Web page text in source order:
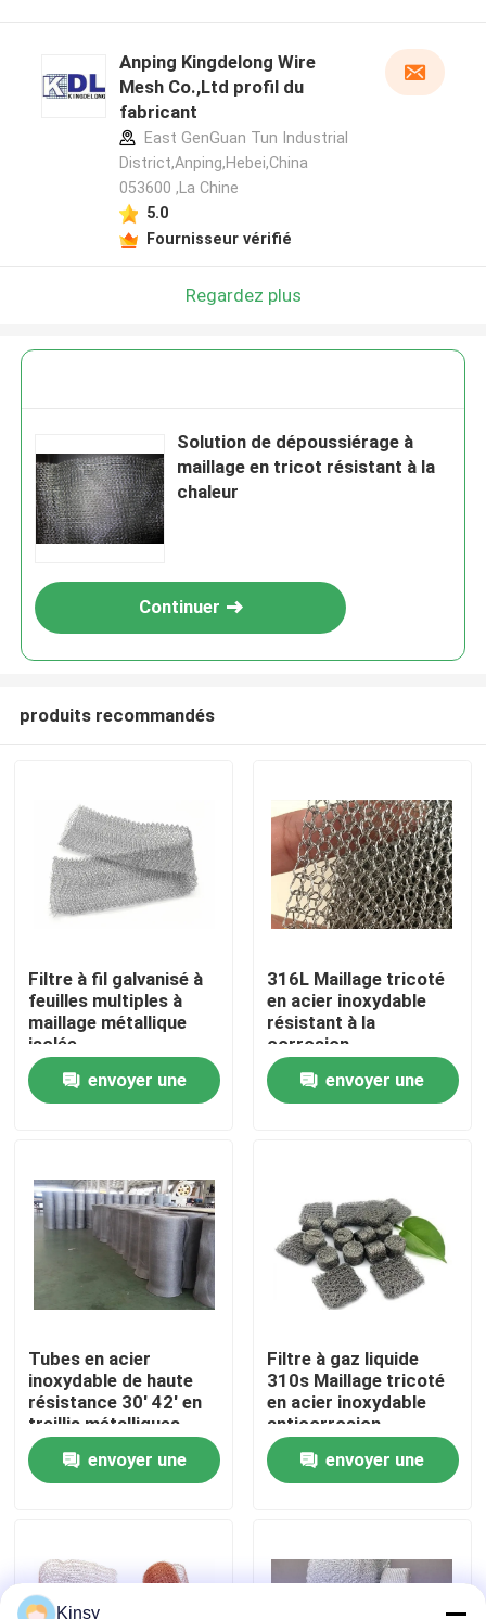
À la maison
Produits
À propos de nous
Visite de l'usine
Nous contacter
Nouvelles
Fil tissé Mesh Screen
Anping Kingdelong Wire
Mesh Co.,Ltd profil du
fabricant
East GenGuan Tun Industrial
District,Anping,Hebei,China
053600 ,La Chine
5.0
Fournisseur vérifié
Regardez plus
Solution de dépoussiérage à
maillage en tricot résistant à la
chaleur
Continuer
produits recommandés
Filtre à fil galvanisé à
feuilles multiples à
maillage métallique
isolée
envoyer une
316L Maillage tricoté
en acier inoxydable
résistant à la
corrosion
envoyer une
Tubes en acier
inoxydable de haute
résistance 30' 42' en
treillis métalliques
304l
envoyer une
Filtre à gaz liquide
310s Maillage tricoté
en acier inoxydable
anticorrosion
envoyer une
Kinsy